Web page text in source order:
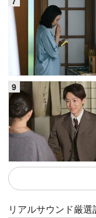
リアルサウンド厳選